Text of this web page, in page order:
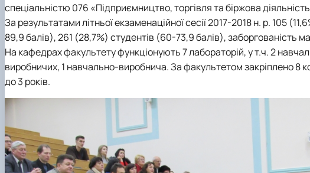
спеціальністю 076 «Підприємництво, торгівля та біржова
За результатами літньої екзаменаційної сесії 2017-2018 н. р. 105
89,9 балів), 261 (28,7%) студентів (60-73,9 балів), заборгованість
На кафедрах факультету функціонують 7 лабораторій, у т.ч. 2
виробничих, 1 навчально-виробнича. За факультетом закріплено 8
до 3 років.